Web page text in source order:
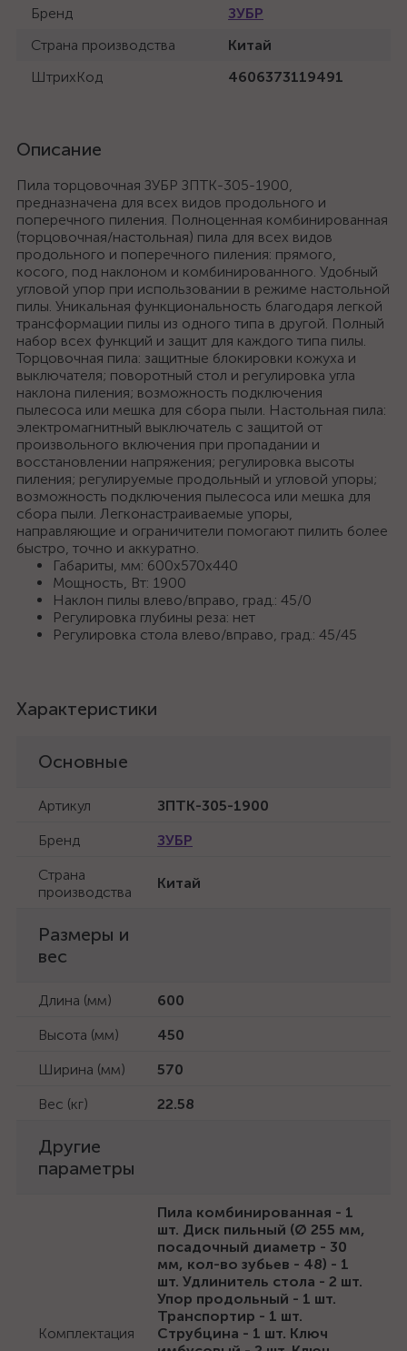
Бренд
ЗУБР
Страна производства
Китай
ШтрихКод
4606373119491
Описание
Пила торцовочная ЗУБР ЗПТК-305-1900,
предназначена для всех видов продольного и
поперечного пиления. Полноценная комбинированная
(торцовочная/настольная) пила для всех видов
продольного и поперечного пиления: прямого,
косого, под наклоном и комбинированного. Удобный
угловой упор при использовании в режиме настольной
пилы. Уникальная функциональность благодаря легкой
трансформации пилы из одного типа в другой. Полный
набор всех функций и защит для каждого типа пилы.
Торцовочная пила: защитные блокировки кожуха и
выключателя; поворотный стол и регулировка угла
наклона пиления; возможность подключения
пылесоса или мешка для сбора пыли. Настольная пила:
электромагнитный выключатель с защитой от
произвольного включения при пропадании и
восстановлении напряжения; регулировка высоты
пиления; регулируемые продольный и угловой упоры;
возможность подключения пылесоса или мешка для
сбора пыли. Легконастраиваемые упоры,
направляющие и ограничители помогают пилить более
быстро, точно и аккуратно.
Габариты, мм: 600x570x440
Мощность, Вт: 1900
Наклон пилы влево/вправо, град.: 45/0
Регулировка глубины реза: нет
Регулировка стола влево/вправо, град.: 45/45
Характеристики
Основные
Артикул
ЗПТК-305-1900
Бренд
ЗУБР
Страна
производства
Китай
Размеры и
вес
Длина (мм)
600
Высота (мм)
450
Ширина (мм)
570
Вес (кг)
22.58
Другие
параметры
Комплектация
Пила комбинированная - 1
шт. Диск пильный (Ø 255 мм,
посадочный диаметр - 30
мм, кол-во зубьев - 48) - 1
шт. Удлинитель стола - 2 шт.
Упор продольный - 1 шт.
Транспортир - 1 шт.
Струбцина - 1 шт. Ключ